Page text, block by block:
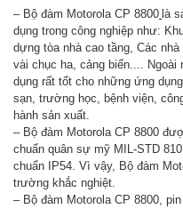
– Bộ đàm Motorola CP 8800 là
dụng trong công nghiệp như:
dựng tòa nhà cao tầng, Các
vài chục ha, cảng biển.... Ngoài
dụng rất tốt cho những ứng
sạn, trường học, bệnh viện,
hành sản xuất.
– Bộ đàm Motorola CP 8800
chuẩn quân sự mỹ MIL-STD
chuẩn IP54. Vì vậy, Bộ đàm
trường khắc nghiệt.
– Bộ đàm Motorola CP 8800,